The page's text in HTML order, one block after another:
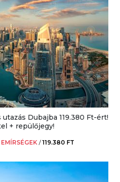
Dubajba 119.380 Ft-ért!
+ repülőjegy!
/119.380 FT